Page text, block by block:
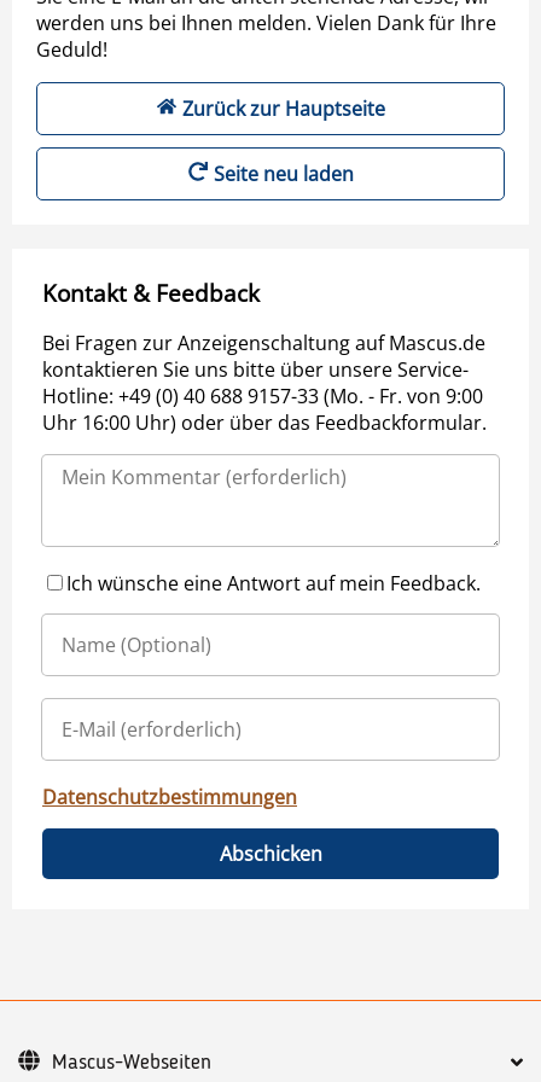
werden uns bei Ihnen melden. Vielen Dank für Ihre
Geduld!
Zurück zur Hauptseite
Seite neu laden
Kontakt & Feedback
Bei Fragen zur Anzeigenschaltung auf Mascus.de
kontaktieren Sie uns bitte über unsere Service-
Hotline: +49 (0) 40 688 9157-33 (Mo. - Fr. von 9:00
Uhr 16:00 Uhr) oder über das Feedbackformular.
Ich wünsche eine Antwort auf mein Feedback.
Datenschutzbestimmungen
Abschicken
Mascus-Webseiten